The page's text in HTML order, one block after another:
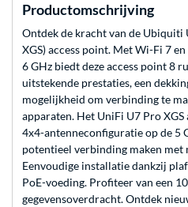
Productomschrijving
Ontdek de kracht van de Ubiquiti
XGS) access point. Met Wi-Fi 7
6 GHz biedt deze access point 8
uitstekende prestaties, een
mogelijkheid om verbinding te
apparaten. Het UniFi U7 Pro
4x4-antenneconfiguratie op de 5
potentieel verbinding maken met
Eenvoudige installatie dankzij
PoE-voeding. Profiteer van een
gegevensoverdracht. Ontdek